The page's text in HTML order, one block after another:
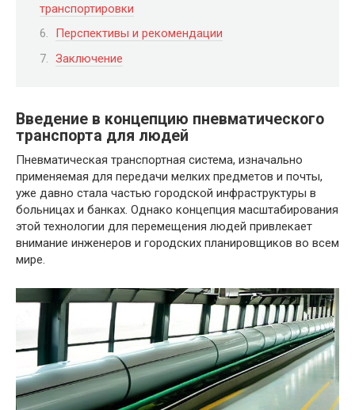
транспортировки
Перспективы и рекомендации
Заключение
Введение в концепцию пневматического
транспорта для людей
Пневматическая транспортная система, изначально
применяемая для передачи мелких предметов и почты,
уже давно стала частью городской инфраструктуры в
больницах и банках. Однако концепция масштабирования
этой технологии для перемещения людей привлекает
внимание инженеров и городских планировщиков во всем
мире.